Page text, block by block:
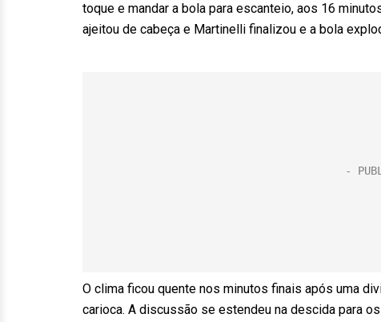
toque e mandar a bola para escanteio, aos 16
ajeitou de cabeça e Martinelli finalizou e a bola
O clima ficou quente nos minutos finais após uma
carioca. A discussão se estendeu na descida para